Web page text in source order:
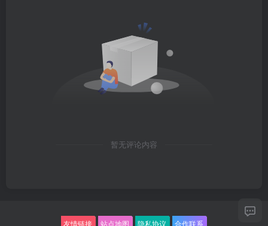
暂无评论内容
友情链接 站点地图 隐私协议 合作联系